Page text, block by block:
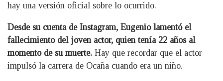
hay una versión oficial sobre lo ocurrido.
Desde su cuenta de Instagram, Eugenio lamentó el
fallecimiento del joven actor, quien tenía 22 años al
momento de su muerte. Hay que recordar que el actor
impulsó la carrera de Ocaña cuando era un niño.